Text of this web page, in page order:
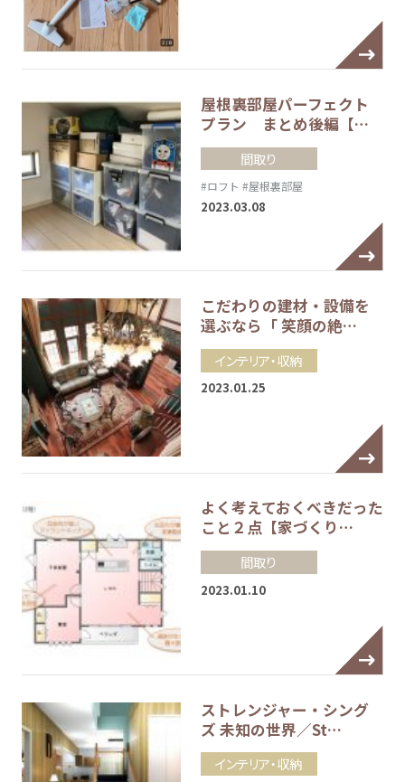
屋根裏部屋パーフェクト
プラン まとめ後編【…
間取り
#ロフト #屋根裏部屋
2023.03.08
こだわりの建材・設備を
選ぶなら「 笑顔の絶…
インテリア・収納
2023.01.25
よく考えておくべきだった
こと２点【家づくり…
間取り
2023.01.10
ストレンジャー・シング
ズ 未知の世界／St…
インテリア・収納